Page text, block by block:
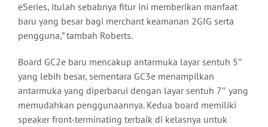
eSeries, itulah sebabnya fitur ini memberikan manfaat
baru yang besar bagi merchant keamanan 2GIG serta
pengguna,” tambah Roberts.
Board GC2e baru mencakup antarmuka layar sentuh 5″
yang lebih besar, sementara GC3e menampilkan
antarmuka yang diperbarui dengan layar sentuh 7″ yang
memudahkan penggunaannya. Kedua board memiliki
speaker front-terminating terbaik di kelasnya untuk